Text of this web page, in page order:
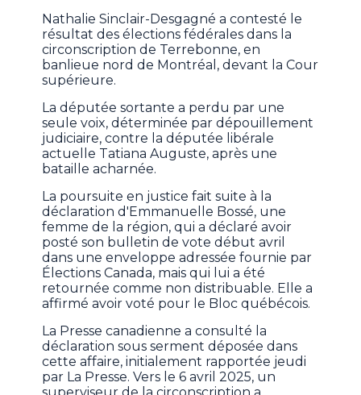
Nathalie Sinclair-Desgagné a contesté le
résultat des élections fédérales dans la
circonscription de Terrebonne, en
banlieue nord de Montréal, devant la Cour
supérieure.
La députée sortante a perdu par une
seule voix, déterminée par dépouillement
judiciaire, contre la députée libérale
actuelle Tatiana Auguste, après une
bataille acharnée.
La poursuite en justice fait suite à la
déclaration d'Emmanuelle Bossé, une
femme de la région, qui a déclaré avoir
posté son bulletin de vote début avril
dans une enveloppe adressée fournie par
Élections Canada, mais qui lui a été
retournée comme non distribuable. Elle a
affirmé avoir voté pour le Bloc québécois.
La Presse canadienne a consulté la
déclaration sous serment déposée dans
cette affaire, initialement rapportée jeudi
par La Presse. Vers le 6 avril 2025, un
superviseur de la circonscription a